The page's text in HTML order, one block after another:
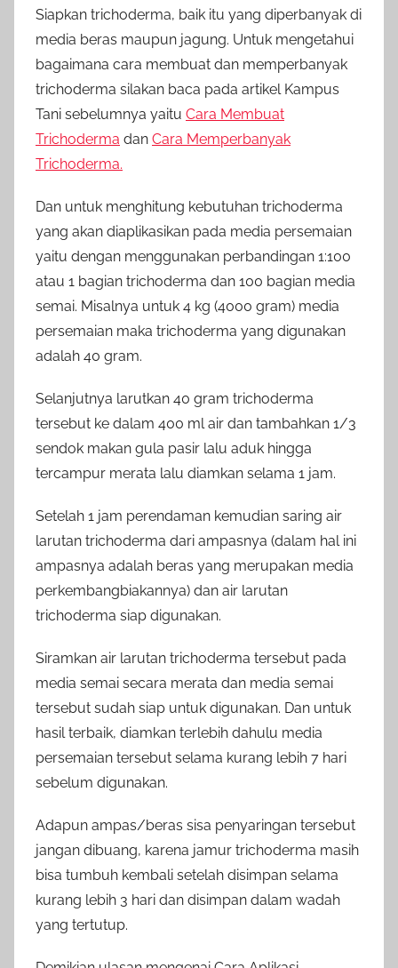
Siapkan trichoderma, baik itu yang diperbanyak di
media beras maupun jagung. Untuk mengetahui
bagaimana cara membuat dan memperbanyak
trichoderma silakan baca pada artikel Kampus
Tani sebelumnya yaitu Cara Membuat
Trichoderma dan Cara Memperbanyak
Trichoderma.
Dan untuk menghitung kebutuhan trichoderma
yang akan diaplikasikan pada media persemaian
yaitu dengan menggunakan perbandingan 1:100
atau 1 bagian trichoderma dan 100 bagian media
semai. Misalnya untuk 4 kg (4000 gram) media
persemaian maka trichoderma yang digunakan
adalah 40 gram.
Selanjutnya larutkan 40 gram trichoderma
tersebut ke dalam 400 ml air dan tambahkan 1/3
sendok makan gula pasir lalu aduk hingga
tercampur merata lalu diamkan selama 1 jam.
Setelah 1 jam perendaman kemudian saring air
larutan trichoderma dari ampasnya (dalam hal ini
ampasnya adalah beras yang merupakan media
perkembangbiakannya) dan air larutan
trichoderma siap digunakan.
Siramkan air larutan trichoderma tersebut pada
media semai secara merata dan media semai
tersebut sudah siap untuk digunakan. Dan untuk
hasil terbaik, diamkan terlebih dahulu media
persemaian tersebut selama kurang lebih 7 hari
sebelum digunakan.
Adapun ampas/beras sisa penyaringan tersebut
jangan dibuang, karena jamur trichoderma masih
bisa tumbuh kembali setelah disimpan selama
kurang lebih 3 hari dan disimpan dalam wadah
yang tertutup.